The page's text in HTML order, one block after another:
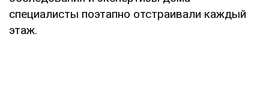
специалисты поэтапно отстраивали каждый
этаж.